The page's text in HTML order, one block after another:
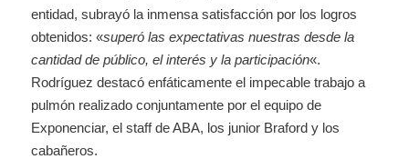
entidad, subrayó la inmensa satisfacción por los logros
obtenidos: «superó las expectativas nuestras desde la
cantidad de público, el interés y la participación«.
Rodríguez destacó enfáticamente el impecable trabajo a
pulmón realizado conjuntamente por el equipo de
Exponenciar, el staff de ABA, los junior Braford y los
cabañeros.